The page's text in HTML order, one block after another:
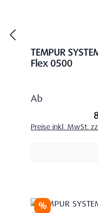
TEMPUR
Flex 0500
Regulärer Preis:
Ab
Preise inkl. MwSt.
Rabatt
%